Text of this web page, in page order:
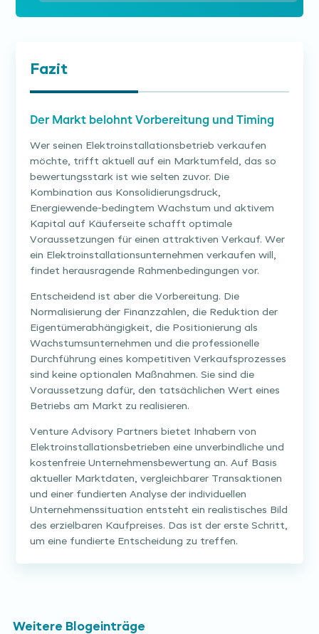
Fazit
Der Markt belohnt Vorbereitung und Timing
Wer seinen Elektroinstallationsbetrieb verkaufen
möchte, trifft aktuell auf ein Marktumfeld, das so
bewertungsstark ist wie selten zuvor. Die
Kombination aus Konsolidierungsdruck,
Energiewende-bedingtem Wachstum und aktivem
Kapital auf Käuferseite schafft optimale
Voraussetzungen für einen attraktiven Verkauf. Wer
ein Elektroinstallationsunternehmen verkaufen will,
findet herausragende Rahmenbedingungen vor.
Entscheidend ist aber die Vorbereitung. Die
Normalisierung der Finanzzahlen, die Reduktion der
Eigentümerabhängigkeit, die Positionierung als
Wachstumsunternehmen und die professionelle
Durchführung eines kompetitiven Verkaufsprozesses
sind keine optionalen Maßnahmen. Sie sind die
Voraussetzung dafür, den tatsächlichen Wert eines
Betriebs am Markt zu realisieren.
Venture Advisory Partners bietet Inhabern von
Elektroinstallationsbetrieben eine unverbindliche und
kostenfreie Unternehmensbewertung an. Auf Basis
aktueller Marktdaten, vergleichbarer Transaktionen
und einer fundierten Analyse der individuellen
Unternehmenssituation entsteht ein realistisches Bild
des erzielbaren Kaufpreises. Das ist der erste Schritt,
um eine fundierte Entscheidung zu treffen.
Weitere Blogeinträge